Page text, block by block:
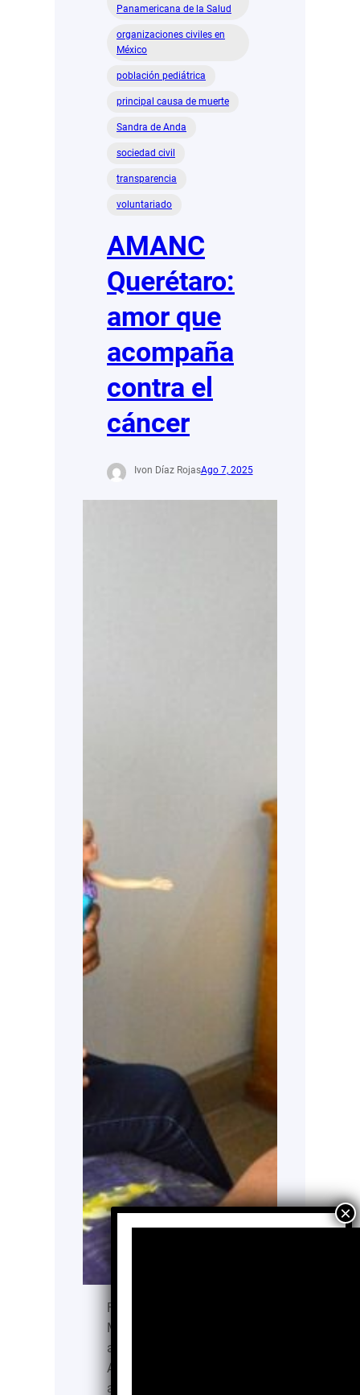
Panamericana de la Salud
organizaciones civiles en
México
población pediátrica
principal causa de muerte
Sandra de Anda
sociedad civil
transparencia
voluntariado
AMANC
Querétaro:
amor que
acompaña
contra el
cáncer
Ivon Díaz RojasAgo 7, 2025
Fundada por el deseo de
Michelle Alegre de ayudar
a otros niños como ella,
AMANC Querétaro ha
acompañado con